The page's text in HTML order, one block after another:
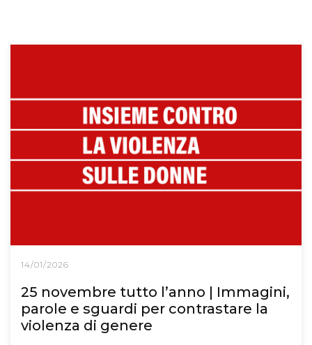
14/01/2026
25 novembre tutto l’anno | Immagini,
parole e sguardi per contrastare la
violenza di genere